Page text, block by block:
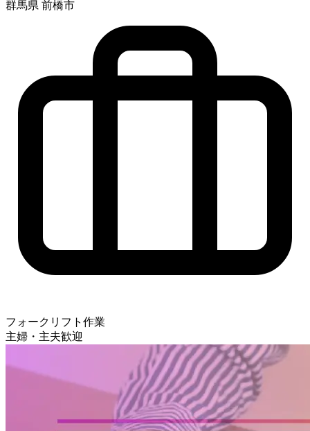
群馬県 前橋市
フォークリフト作業
主婦・主夫歓迎